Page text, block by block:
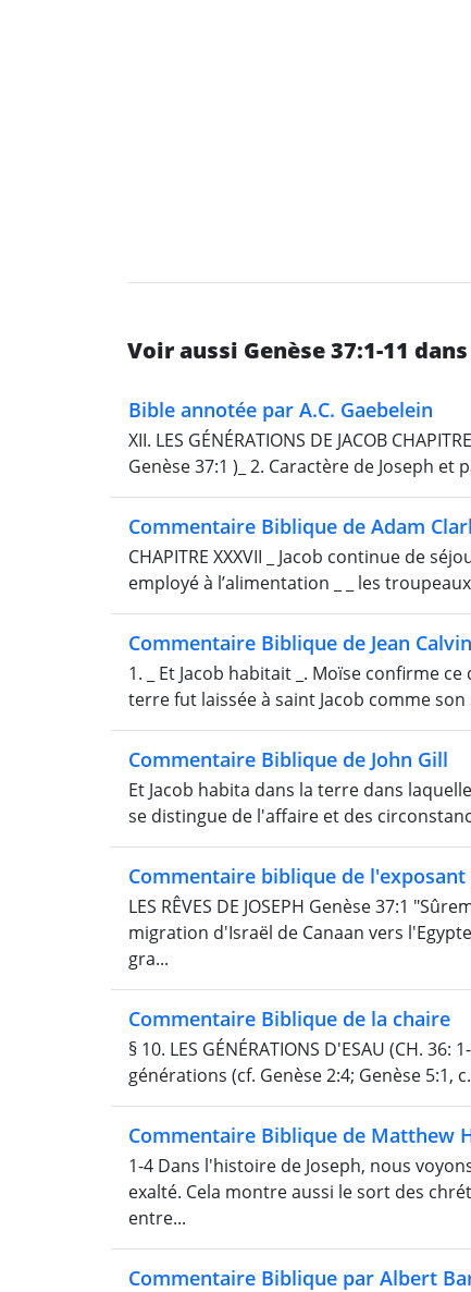
Voir aussi Genèse 37:1-11
Bible annotée par A.C. Gaebelein
XII. LES GÉNÉRATIONS DE JACOB
Genèse 37:1 )_ 2. Caractère de Joseph
Commentaire Biblique de Adam
CHAPITRE XXXVII _ Jacob continue de
employé à l’alimentation _ _ les
Commentaire Biblique de Jean Calvin
1. _ Et Jacob habitait _. Moïse confirme
terre fut laissée à saint Jacob comme
Commentaire Biblique de John Gill
Et Jacob habita dans la terre dans
se distingue de l'affaire et des
Commentaire biblique de l'exposant
LES RÊVES DE JOSEPH Genèse 37:1
migration d'Israël de Canaan vers
gra...
Commentaire Biblique de la chaire
§ 10. LES GÉNÉRATIONS D'ESAU (CH.
générations (cf. Genèse 2:4; Genèse 5:1,
Commentaire Biblique de Matthew
1-4 Dans l'histoire de Joseph, nous
exalté. Cela montre aussi le sort des
entre...
Commentaire Biblique par Albert